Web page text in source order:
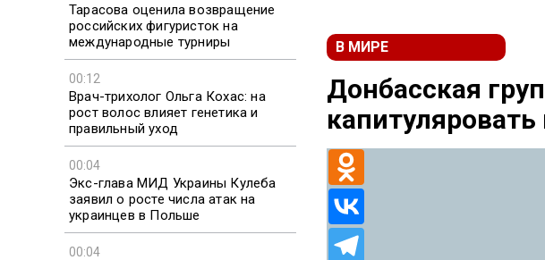
Тарасова оценила возвращение
российских фигуристок на
международные турниры
00:12
Врач-трихолог Ольга Кохас: на
рост волос влияет генетика и
правильный уход
00:04
Экс-глава МИД Украины Кулеба
заявил о росте числа атак на
украинцев в Польше
00:04
В МИРЕ
Донбасская